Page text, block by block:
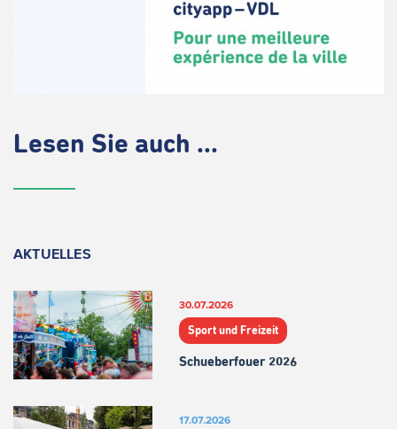
Lesen Sie auch ...
AKTUELLES
30.07.2026
Sport und Freizeit
Schueberfouer 2026
17.07.2026